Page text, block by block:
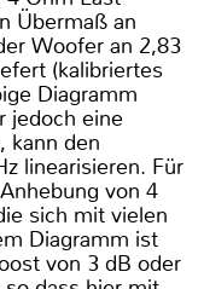
Übermaß an
Woofer an 2,83
(kalibriertes
Diagramm
jedoch eine
kann den
linearisieren. Für
von 4
sich mit vielen
Diagramm ist
von 3 dB oder